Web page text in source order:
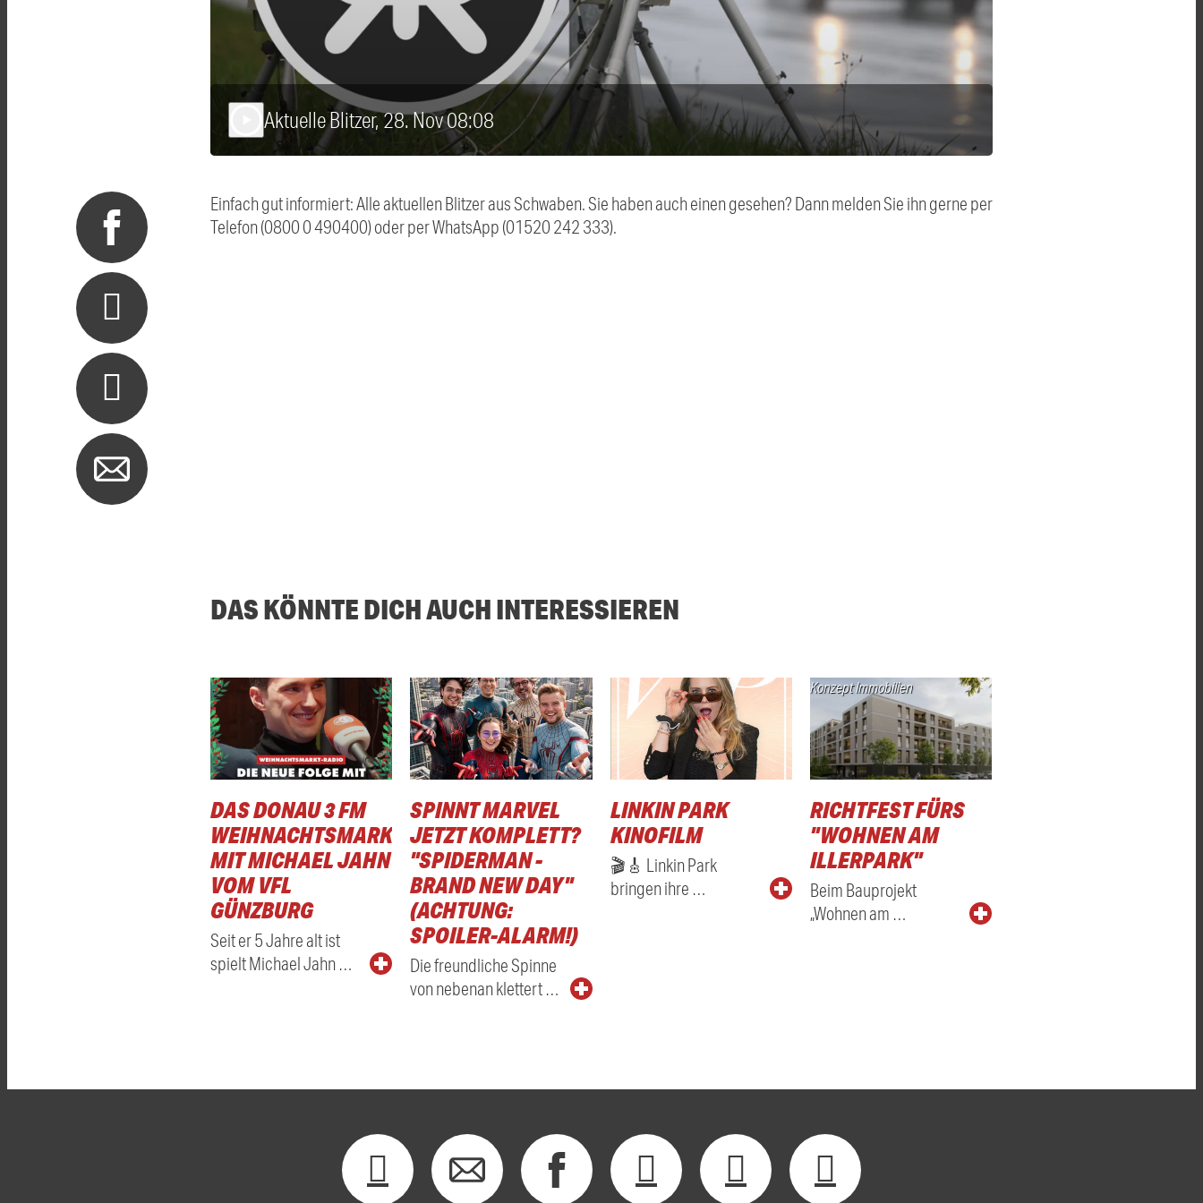
Aktuelle Blitzer, 28. Nov 08:08
Einfach gut informiert: Alle aktuellen Blitzer aus Schwaben. Sie haben auch einen gesehen? Dann melden Sie ihn gerne per
Telefon (0800 0 490400) oder per WhatsApp (01520 242 333).
DAS KÖNNTE DICH AUCH INTERESSIEREN
DAS DONAU 3 FM
WEIHNACHTSMARKTRADIO
MIT MICHAEL JAHN
VOM VFL
GÜNZBURG
Seit er 5 Jahre alt ist
spielt Michael Jahn …
SPINNT MARVEL
JETZT KOMPLETT?
"SPIDERMAN -
BRAND NEW DAY"
(ACHTUNG:
SPOILER-ALARM!)
Die freundliche Spinne
von nebenan klettert …
LINKIN PARK
KINOFILM
🎬🎸 Linkin Park
bringen ihre …
Konzept Immobilien
RICHTFEST FÜRS
"WOHNEN AM
ILLERPARK"
Beim Bauprojekt
„Wohnen am …